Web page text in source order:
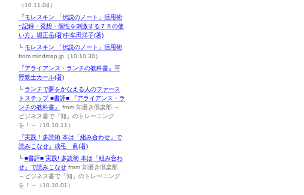
（10.11.04）
『モレスキン 「伝説のノート」活用術
~記録・発想・個性を刺激する７５の使
い方』堀正岳(著)中牟田洋子(著)
└ モレスキン 「伝説のノート」活用術
from mindmap.jp（10.10.30）
『アライアンス・ランチの教科書』平
野敦士カール(著)
└ ランチで夢をかなえる人のファース
トステップ ■書評■ 『アライアンス・ラ
ンチの教科書』
from 知磨き倶楽部 ～
ビジネス書で「知」のトレーニング
を！～（10.10.11）
『実践！多読術 本は「組み合わせ」で
読みこなせ』成毛 眞(著)
└ ■書評■ 実践! 多読術 本は「組み合わ
せ」で読みこなせ from 知磨き倶楽部
～ビジネス書で「知」のトレーニング
を！～（10.10.01）